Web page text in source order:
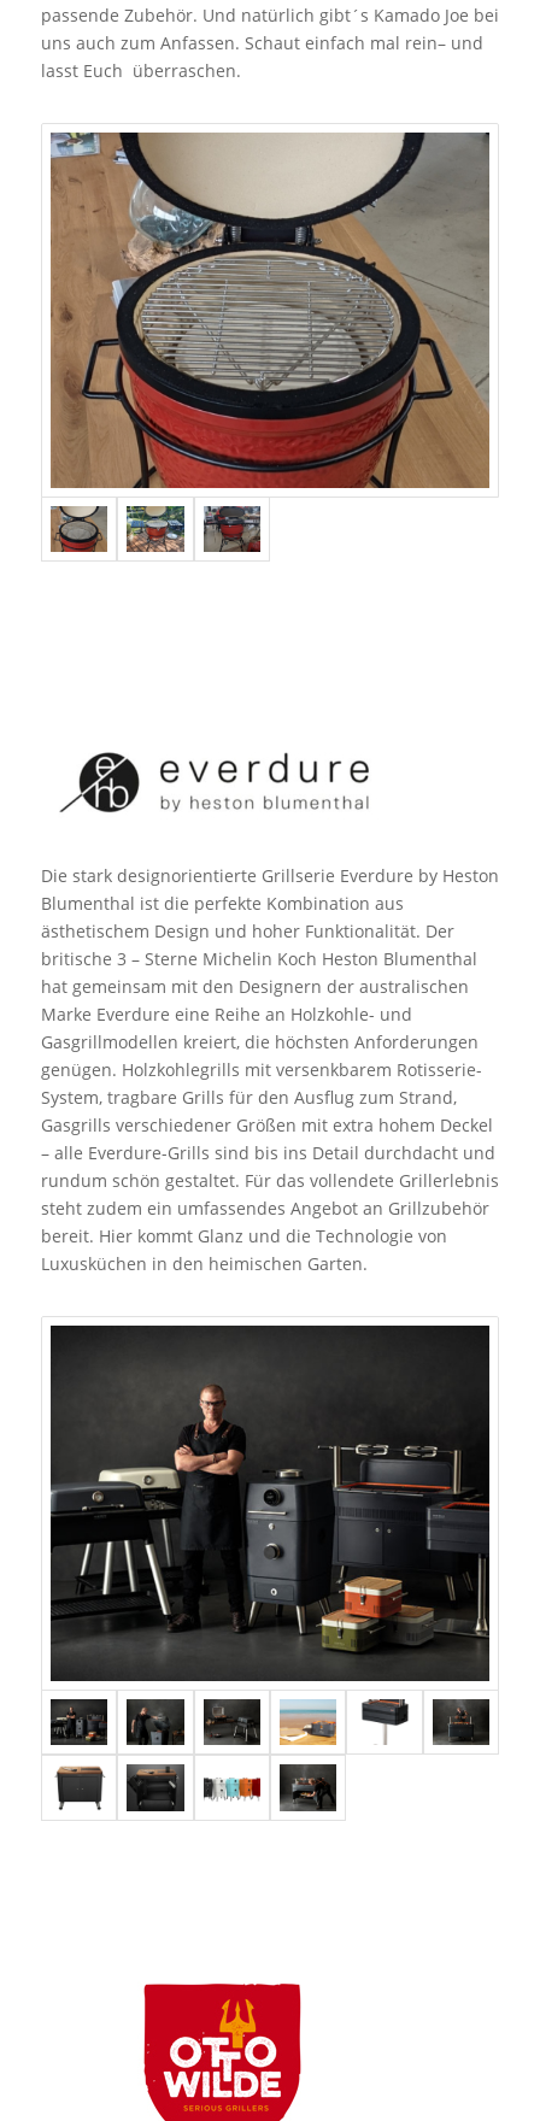
passende Zubehör. Und natürlich gibt´s Kamado Joe bei
uns auch zum Anfassen. Schaut einfach mal rein– und
lasst Euch überraschen.
Die stark designorientierte Grillserie Everdure by Heston
Blumenthal ist die perfekte Kombination aus
ästhetischem Design und hoher Funktionalität. Der
britische 3 – Sterne Michelin Koch Heston Blumenthal
hat gemeinsam mit den Designern der australischen
Marke Everdure eine Reihe an Holzkohle- und
Gasgrillmodellen kreiert, die höchsten Anforderungen
genügen. Holzkohlegrills mit versenkbarem Rotisserie-
System, tragbare Grills für den Ausflug zum Strand,
Gasgrills verschiedener Größen mit extra hohem Deckel
– alle Everdure-Grills sind bis ins Detail durchdacht und
rundum schön gestaltet. Für das vollendete Grillerlebnis
steht zudem ein umfassendes Angebot an Grillzubehör
bereit. Hier kommt Glanz und die Technologie von
Luxusküchen in den heimischen Garten.